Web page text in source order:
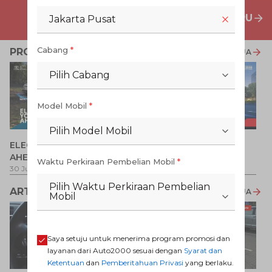
PENAWARAN MOBIL BARU
PROMO TERKAIT LIHAT SEMUA
ELECTRIFY YOUR PATH
AHEAD
30 Jul 2026
Promo Veloz HEV
ARTIKEL LAINNYA LIHAT SEMUA
Jakarta Pusat
Cabang *
Pilih Cabang
Model Mobil *
Pilih Model Mobil
Waktu Perkiraan Pembelian Mobil *
Pilih Waktu Perkiraan Pembelian
Mobil
Saya setuju untuk menerima program promosi dan
layanan dari Auto2000 sesuai dengan Syarat dan
Ketentuan dan Pemberitahuan Privasi yang berlaku.